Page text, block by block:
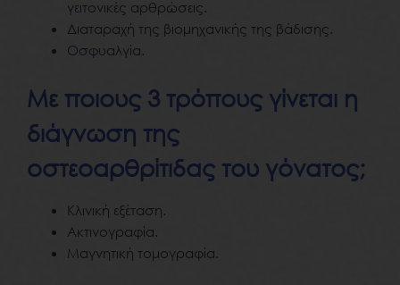
γειτονικές αρθρώσεις.
Διαταραχή της βιομηχανικής της βάδισης.
Οσφυαλγία.
Με ποιους 3 τρόπους γίνεται η
διάγνωση της
οστεοαρθρίτιδας του γόνατος;
Κλινική εξέταση.
Ακτινογραφία.
Μαγνητική τομογραφία.